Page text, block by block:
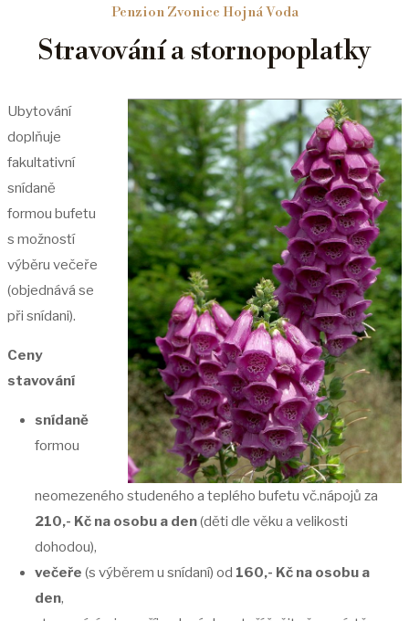
Penzion Zvonice Hojná Voda
Stravování a stornopoplatky
Ubytování
doplňuje
fakultativní
snídaně
formou bufetu
s možností
výběru večeře
(objednává se
při snídani).
Ceny
stavování
snídaně
formou
neomezeného studeného a teplého bufetu vč.nápojů za
210,- Kč na osobu a den(děti dle věku a velikosti
dohodou),
večeře (s výběrem u snídaní) od 160,- Kč na osobu a
den,